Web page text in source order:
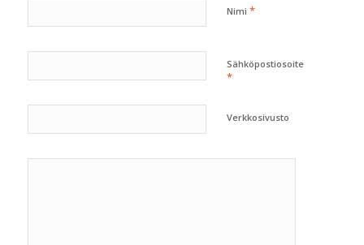
Nimi *
Sähköpostiosoite
*
Verkkosivusto